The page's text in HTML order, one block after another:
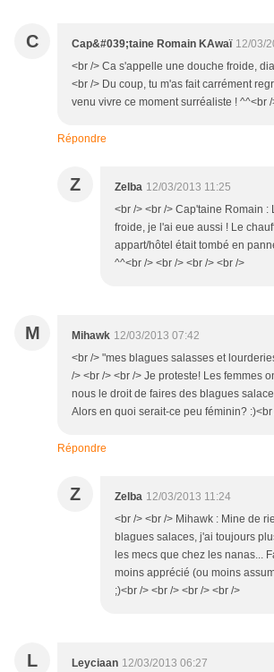
C Cap&#039;taine Romain KAwaï 12/03/
<br /> Ca s'appelle une douche froide,
<br /> Du coup, tu m'as fait carrément
venu vivre ce moment surréaliste ! ^^<br /
Répondre
Z Zelba 12/03/2013 11:25
<br /> <br /> Cap'taine Romain :
froide, je l'ai eue aussi ! Le
appart/hôtel était tombé en
^^<br /> <br /> <br /> <br />
M Mihawk 12/03/2013 07:42
<br /> "mes blagues salasses et
/> <br /> <br /> Je proteste! Les femmes
nous le droit de faires des blagues
Alors en quoi serait-ce peu féminin? :)<br
Répondre
Z Zelba 12/03/2013 11:24
<br /> <br /> Mihawk : Mine de
blagues salaces, j'ai toujours
les mecs que chez les nanas...
moins apprécié (ou moins
;)<br /> <br /> <br /> <br />
L Leyciaan 12/03/2013 06:27